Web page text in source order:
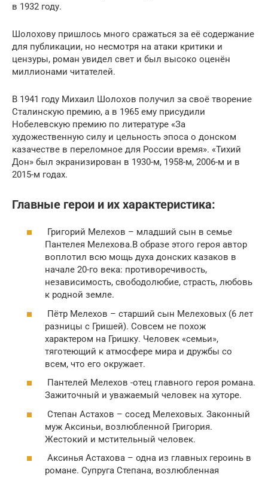
в 1932 году.
Шолохову пришлось много сражаться за её содержание
для публикации, но несмотря на атаки критики и
цензуры, роман увидел свет и был высоко оценён
миллионами читателей.
В 1941 году Михаил Шолохов получил за своё творение
Сталинскую премию, а в 1965 ему присудили
Нобелевскую премию по литературе «За
художественную силу и цельность эпоса о донском
казачестве в переломное для России время». «Тихий
Дон» был экранизирован в 1930-м, 1958-м, 2006-м и в
2015-м годах.
Главные герои и их характеристика:
Григорий Мелехов – младший сын в семье
Пантелея Мелехова.В образе этого героя автор
воплотил всю мощь духа донских казаков в
начале 20-го века: противоречивость,
независимость, свободолюбие, страсть, любовь
к родной земле.
Пётр Мелехов – старший сын Мелеховых (6 лет
разницы с Гришей). Совсем не похож
характером на Гришку. Человек «семьи»,
тяготеющий к атмосфере мира и дружбы со
всем, что его окружает.
Пантелей Мелехов -отец главного героя романа.
Зажиточный и уважаемый человек на хуторе.
Степан Астахов – сосед Мелеховых. Законный
муж Аксиньи, возлюбленной Григория.
Жестокий и мстительный человек.
Аксинья Астахова – одна из главных героинь в
романе. Супруга Степана, возлюбленная